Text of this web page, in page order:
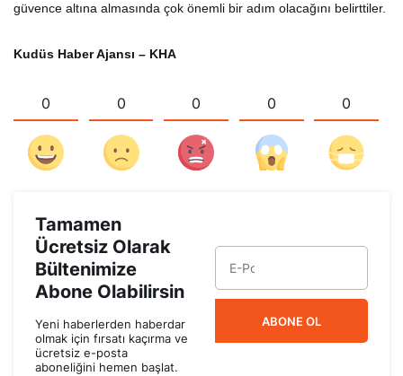
güvence altına almasında çok önemli bir adım olacağını belirttiler.
Kudüs Haber Ajansı – KHA
0 0 0 0 0
Tamamen
Ücretsiz Olarak
Bültenimize
Abone Olabilirsin
Yeni haberlerden haberdar
olmak için fırsatı kaçırma ve
ücretsiz e-posta
aboneliğini hemen başlat.
ABONE OL